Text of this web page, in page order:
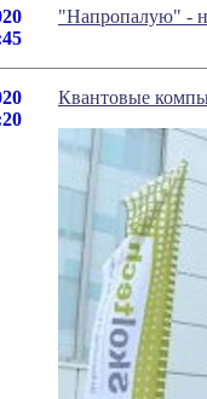
"Напропалую" -
Квантовые